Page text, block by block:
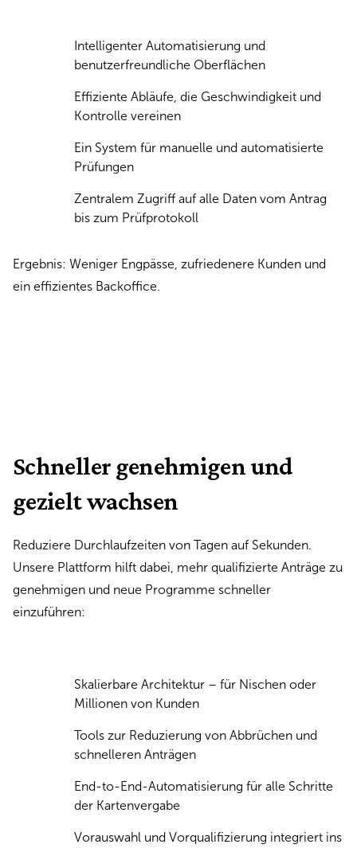
Intelligenter Automatisierung und
benutzerfreundliche Oberflächen
Effiziente Abläufe, die Geschwindigkeit und
Kontrolle vereinen
Ein System für manuelle und automatisierte
Prüfungen
Zentralem Zugriff auf alle Daten vom Antrag
bis zum Prüfprotokoll
Ergebnis: Weniger Engpässe, zufriedenere Kunden und
ein effizientes Backoffice.
Schneller genehmigen und
gezielt wachsen
Reduziere Durchlaufzeiten von Tagen auf Sekunden.
Unsere Plattform hilft dabei, mehr qualifizierte Anträge zu
genehmigen und neue Programme schneller
einzuführen:
Skalierbare Architektur – für Nischen oder
Millionen von Kunden
Tools zur Reduzierung von Abbrüchen und
schnelleren Anträgen
End-to-End-Automatisierung für alle Schritte
der Kartenvergabe
Vorauswahl und Vorqualifizierung integriert ins